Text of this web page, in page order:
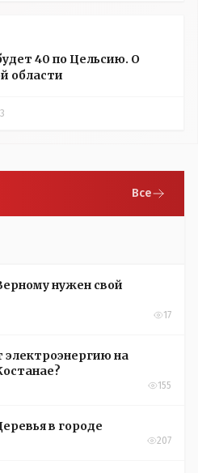
40 по Цельсию. О
области
Все
нужен свой
17
на
155
в городе
207